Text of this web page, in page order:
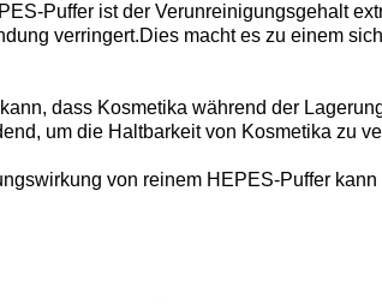
Puffer ist der Verunreinigungsgehalt
verringert.Dies macht es zu einem
dass Kosmetika während der
um die Haltbarkeit von Kosmetika zu
von reinem HEPES-Puffer